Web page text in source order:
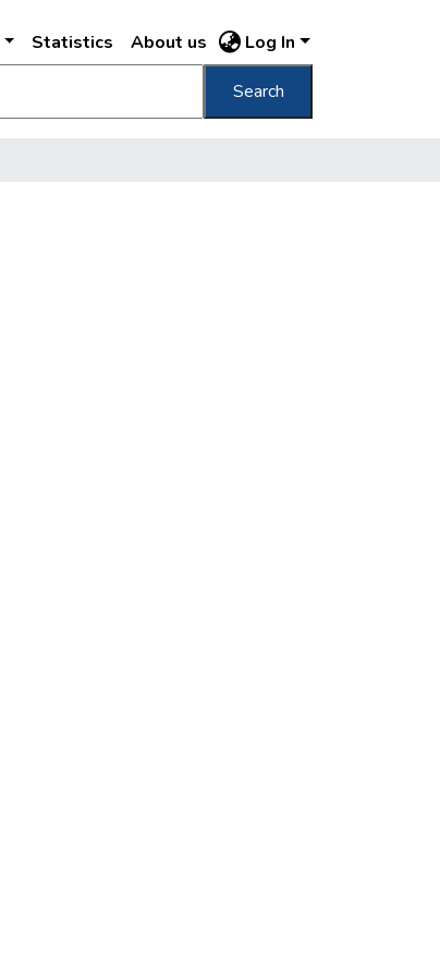
Statistics About us Log In
Search